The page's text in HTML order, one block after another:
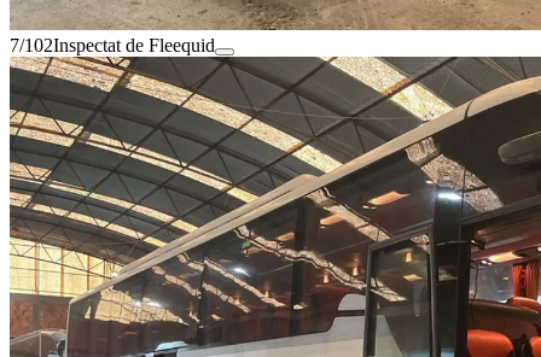
7/102Inspectat de Fleequid